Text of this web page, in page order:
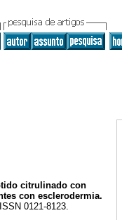
citrulinado con
con esclerodermia.
0121-8123.